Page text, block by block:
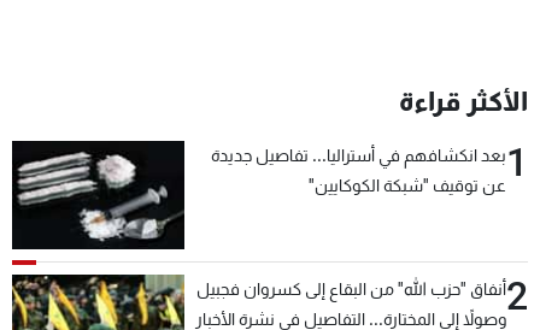
الأكثر قراءة
1بعد انكشافهم في أستراليا... تفاصيل جديدة
عن توقيف "شبكة الكوكايين"
2أنفاق "حزب الله" من البقاع إلى كسروان فجبيل
وصولاً إلى المختارة... التفاصيل في نشرة الأخبار